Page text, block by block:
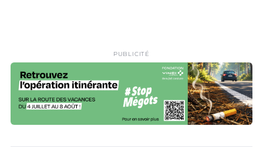
PUBLICITÉ